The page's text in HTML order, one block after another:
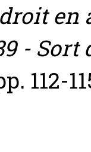
en
- Sort
112-